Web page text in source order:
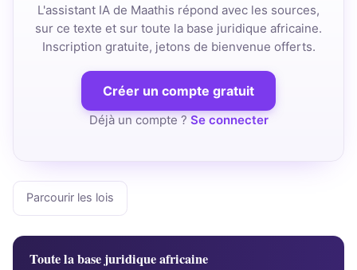
L'assistant IA de Maathis répond avec les sources,
sur ce texte et sur toute la base juridique africaine.
Inscription gratuite, jetons de bienvenue offerts.
Créer un compte gratuit
Déjà un compte ? Se connecter
Parcourir les lois
Toute la base juridique africaine